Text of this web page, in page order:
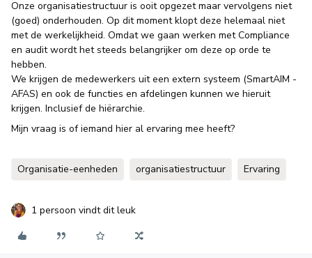
Onze organisatiestructuur is ooit opgezet maar vervolgens niet
(goed) onderhouden. Op dit moment klopt deze helemaal niet
met de werkelijkheid. Omdat we gaan werken met Compliance
en audit wordt het steeds belangrijker om deze op orde te
hebben.
We krijgen de medewerkers uit een extern systeem (SmartAIM -
AFAS) en ook de functies en afdelingen kunnen we hieruit
krijgen. Inclusief de hiërarchie.
Mijn vraag is of iemand hier al ervaring mee heeft?
Organisatie-eenheden organisatiestructuur Ervaring
1 persoon vindt dit leuk